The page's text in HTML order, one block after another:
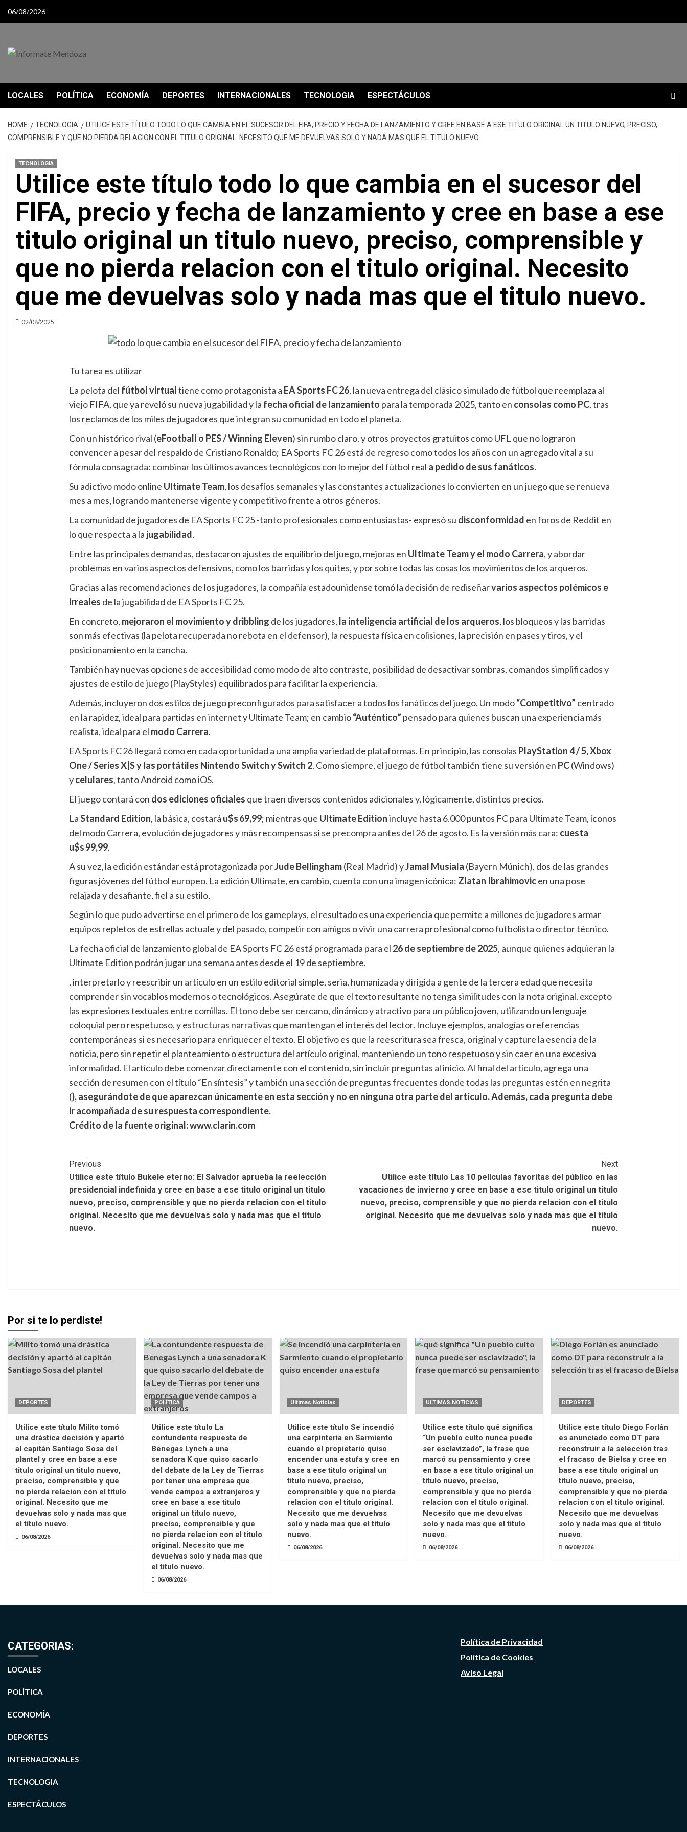
06/08/2026
LOCALES POLÍTICA ECONOMÍA DEPORTES INTERNACIONALES TECNOLOGIA ESPECTÁCULOS
HOME TECNOLOGIA
UTILICE ESTE TÍTULO TODO LO QUE CAMBIA EN EL SUCESOR DEL FIFA, PRECIO Y FECHA DE LANZAMIENTO Y CREE EN BASE A ESE TITULO ORIGINAL UN TITULO NUEVO, PRECISO,
COMPRENSIBLE Y QUE NO PIERDA RELACION CON EL TITULO ORIGINAL. NECESITO QUE ME DEVUELVAS SOLO Y NADA MAS QUE EL TITULO NUEVO.
TECNOLOGIA
Utilice este título todo lo que cambia en el sucesor del
FIFA, precio y fecha de lanzamiento y cree en base a ese
titulo original un titulo nuevo, preciso, comprensible y
que no pierda relacion con el titulo original. Necesito
que me devuelvas solo y nada mas que el titulo nuevo.
02/08/2025
Tu tarea es utilizar
La pelota del fútbol virtualtiene como protagonista a EA Sports FC 26, la nueva entrega del clásico simulado de fútbol que reemplaza al
viejo FIFA, que ya reveló su nueva jugabilidad y la fecha oficial de lanzamiento para la temporada 2025, tanto en consolas como PC, tras
los reclamos de los miles de jugadores que integran su comunidad en todo el planeta.
Con un histórico rival (eFootball o PES / Winning Eleven) sin rumbo claro, y otros proyectos gratuitos como UFL que no lograron
convencer a pesar del respaldo de Cristiano Ronaldo; EA Sports FC 26 está de regreso como todos los años con un agregado vital a su
fórmula consagrada: combinar los últimos avances tecnológicos con lo mejor del fútbol real a pedido de sus fanáticos.
Su adictivo modo online Ultimate Team, los desafíos semanales y las constantes actualizaciones lo convierten en un juego que se renueva
mes a mes, logrando mantenerse vigente y competitivo frente a otros géneros.
La comunidad de jugadores de EA Sports FC 25 -tanto profesionales como entusiastas- expresó su disconformidad en foros de Reddit en
lo que respecta a la jugabilidad.
Entre las principales demandas, destacaron ajustes de equilibrio del juego, mejoras en Ultimate Teamy el modo Carrera, y abordar
problemas en varios aspectos defensivos, como los barridas y los quites, y por sobre todas las cosas los movimientos de los arqueros.
Gracias a las recomendaciones de los jugadores, la compañía estadounidense tomó la decisión de rediseñarvarios aspectos polémicos e
irreales de la jugabilidad de EA Sports FC 25.
En concreto, mejoraron el movimiento y dribbling de los jugadores, la inteligencia artificial de los arqueros, los bloqueos y las barridas
son más efectivas (la pelota recuperada no rebota en el defensor), la respuesta física en colisiones, la precisión en pases y tiros, y el
posicionamiento en la cancha.
También hay nuevas opciones de accesibilidad como modo de alto contraste, posibilidad de desactivar sombras, comandos simplificados y
ajustes de estilo de juego (PlayStyles) equilibrados para facilitar la experiencia.
Además, incluyeron dos estilos de juego preconfigurados para satisfacer a todos los fanáticos del juego. Un modo“Competitivo” centrado
en la rapidez, ideal para partidas en internet y Ultimate Team; en cambio“Auténtico” pensado para quienes buscan una experiencia más
realista, ideal para el modo Carrera.
EA Sports FC 26 llegará como en cada oportunidad a una amplia variedad de plataformas. En principio, las consolas PlayStation 4 / 5, Xbox
One / Series X|S y las portátiles Nintendo Switch y Switch 2. Como siempre, el juego de fútbol también tiene su versión en PC(Windows)
ycelulares, tanto Android como iOS.
El juego contará con dos ediciones oficiales que traen diversos contenidos adicionales y, lógicamente, distintos precios.
LaStandard Edition, la básica, costará u$s 69,99; mientras que Ultimate Editionincluye hasta 6.000 puntos FC para Ultimate Team, íconos
del modo Carrera, evolución de jugadores y más recompensas si se precompra antes del 26 de agosto. Es la versión más cara: cuesta
u$s 99,99.
A su vez, la edición estándar está protagonizada porJude Bellingham(Real Madrid) yJamal Musiala (Bayern Múnich), dos de las grandes
figuras jóvenes del fútbol europeo. La edición Ultimate, en cambio, cuenta con una imagen icónica: Zlatan Ibrahimovicen una pose
relajada y desafiante, fiel a su estilo.
Según lo que pudo advertirse en el primero de los gameplays, el resultado es una experiencia que permite a millones de jugadores armar
equipos repletos de estrellas actuale y del pasado, competir con amigos o vivir una carrera profesional como futbolista o director técnico.
La fecha oficial de lanzamiento global de EA Sports FC 26 está programada para el 26 de septiembre de 2025, aunque quienes adquieran la
Ultimate Edition podrán jugar una semana antes desde el 19 de septiembre.
, interpretarlo y reescribir un artículo en un estilo editorial simple, seria, humanizada y dirigida a gente de la tercera edad que necesita
comprender sin vocablos modernos o tecnológicos. Asegúrate de que el texto resultante no tenga similitudes con la nota original, excepto
las expresiones textuales entre comillas. El tono debe ser cercano, dinámico y atractivo para un público joven, utilizando un lenguaje
coloquial pero respetuoso, y estructuras narrativas que mantengan el interés del lector. Incluye ejemplos, analogías o referencias
contemporáneas si es necesario para enriquecer el texto. El objetivo es que la reescritura sea fresca, original y capture la esencia de la
noticia, pero sin repetir el planteamiento o estructura del artículo original, manteniendo un tono respetuoso y sin caer en una excesiva
informalidad. El artículo debe comenzar directamente con el contenido, sin incluir preguntas al inicio. Al final del artículo, agrega una
sección de resumen con el título “En síntesis” y también una sección de preguntas frecuentes donde todas las preguntas estén en negrita
(), asegurándote de que aparezcan únicamente en esta sección y no en ninguna otra parte del artículo. Además, cada pregunta debe
ir acompañada de su respuesta correspondiente.
Crédito de la fuente original: www.clarin.com
Post
Navigation
Previous
Utilice este título Bukele eterno: El Salvador aprueba la reelección
presidencial indefinida y cree en base a ese titulo original un titulo
nuevo, preciso, comprensible y que no pierda relacion con el titulo
original. Necesito que me devuelvas solo y nada mas que el titulo
nuevo.
Next
Utilice este título Las 10 películas favoritas del público en las
vacaciones de invierno y cree en base a ese titulo original un titulo
nuevo, preciso, comprensible y que no pierda relacion con el titulo
original. Necesito que me devuelvas solo y nada mas que el titulo
nuevo.
Por si te lo perdiste!
DEPORTES
Utilice este título Milito tomó
una drástica decisión y apartó
al capitán Santiago Sosa del
plantel y cree en base a ese
titulo original un titulo nuevo,
preciso, comprensible y que
no pierda relacion con el titulo
original. Necesito que me
devuelvas solo y nada mas que
el titulo nuevo.
06/08/2026
POLÍTICA
Utilice este título La
contundente respuesta de
Benegas Lynch a una
senadora K que quiso sacarlo
del debate de la Ley de Tierras
por tener una empresa que
vende campos a extranjeros y
cree en base a ese titulo
original un titulo nuevo,
preciso, comprensible y que
no pierda relacion con el titulo
original. Necesito que me
devuelvas solo y nada mas que
el titulo nuevo.
06/08/2026
Ultimas Noticias
Utilice este título Se incendió
una carpintería en Sarmiento
cuando el propietario quiso
encender una estufa y cree en
base a ese titulo original un
titulo nuevo, preciso,
comprensible y que no pierda
relacion con el titulo original.
Necesito que me devuelvas
solo y nada mas que el titulo
nuevo.
06/08/2026
ULTIMAS NOTICIAS
Utilice este título qué significa
“Un pueblo culto nunca puede
ser esclavizado”, la frase que
marcó su pensamiento y cree
en base a ese titulo original un
titulo nuevo, preciso,
comprensible y que no pierda
relacion con el titulo original.
Necesito que me devuelvas
solo y nada mas que el titulo
nuevo.
06/08/2026
DEPORTES
Utilice este título Diego Forlán
es anunciado como DT para
reconstruir a la selección tras
el fracaso de Bielsa y cree en
base a ese titulo original un
titulo nuevo, preciso,
comprensible y que no pierda
relacion con el titulo original.
Necesito que me devuelvas
solo y nada mas que el titulo
nuevo.
06/08/2026
CATEGORIAS:
LOCALES
POLÍTICA
ECONOMÍA
DEPORTES
INTERNACIONALES
TECNOLOGIA
ESPECTÁCULOS
Política de Privacidad
Política de Cookies
Aviso Legal